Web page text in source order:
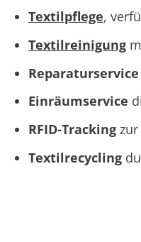
Textilpflege,
Textilreinigung
Reparaturservice
Einräumservice
RFID-Tracking
Textilrecycling